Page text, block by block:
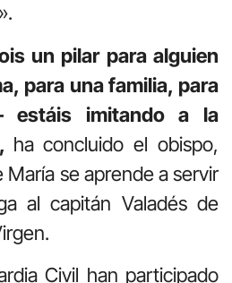
un pilar para alguien
para una familia, para
estáis imitando a la
ha concluido el obispo,
se aprende a servir
al capitán Valadés de
Civil han participado